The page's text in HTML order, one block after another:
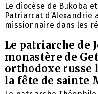
Le diocèse de Bukoba
Patriarcat d’Alexandrie
missionnaire dans les
Le patriarche de
monastère de
orthodoxe russe
la fête de sainte